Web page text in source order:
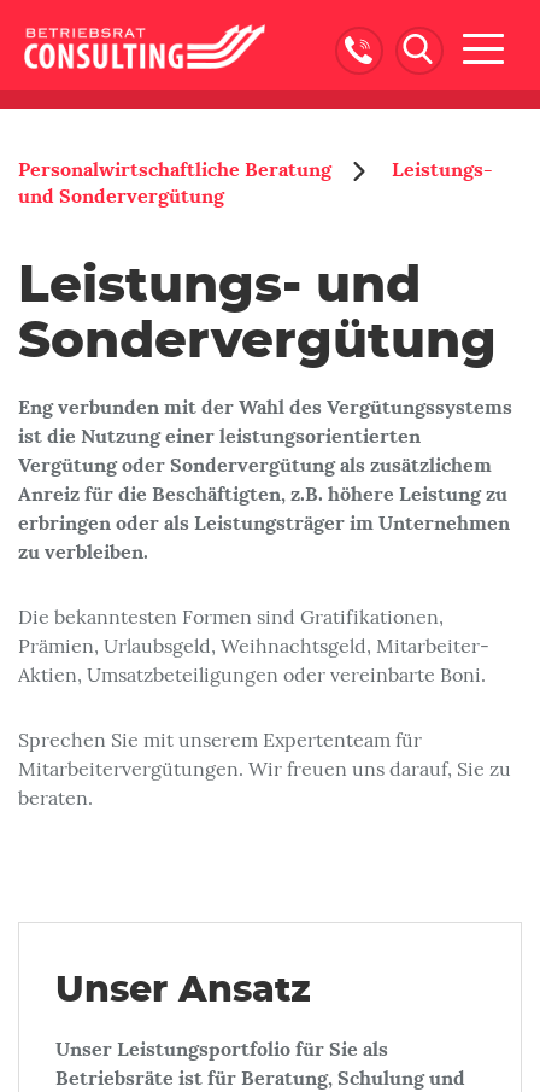
Personalwirtschaftliche Beratung
Leistungs-
und Sondervergütung
Leistungs- und
Sondervergütung
Eng verbunden mit der Wahl des Vergütungssystems
ist die Nutzung einer leistungsorientierten
Vergütung oder Sondervergütung als zusätzlichem
Anreiz für die Beschäftigten, z.B. höhere Leistung zu
erbringen oder als Leistungsträger im Unternehmen
zu verbleiben.
Die bekanntesten Formen sind Gratifikationen,
Prämien, Urlaubsgeld, Weihnachtsgeld, Mitarbeiter-
Aktien, Umsatzbeteiligungen oder vereinbarte Boni.
Sprechen Sie mit unserem Expertenteam für
Mitarbeitervergütungen. Wir freuen uns darauf, Sie zu
beraten.
Unser Ansatz
Unser Leistungsportfolio für Sie als
Betriebsräte ist für Beratung, Schulung und